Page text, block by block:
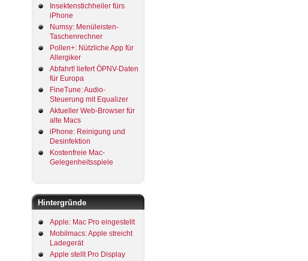
Insektenstichheiler fürs
iPhone
Numsy: Menüleisten-
Taschenrechner
Pollen+: Nützliche App für
Allergiker
Abfahrt! liefert ÖPNV-Daten
für Europa
FineTune: Audio-
Steuerung mit Equalizer
Aktueller Web-Browser für
alte Macs
iPhone: Reinigung und
Desinfektion
Kostenfreie Mac-
Gelegenheitsspiele
Hintergründe
Apple: Mac Pro eingestellt
Mobilmacs: Apple streicht
Ladegerät
Apple stellt Pro Display